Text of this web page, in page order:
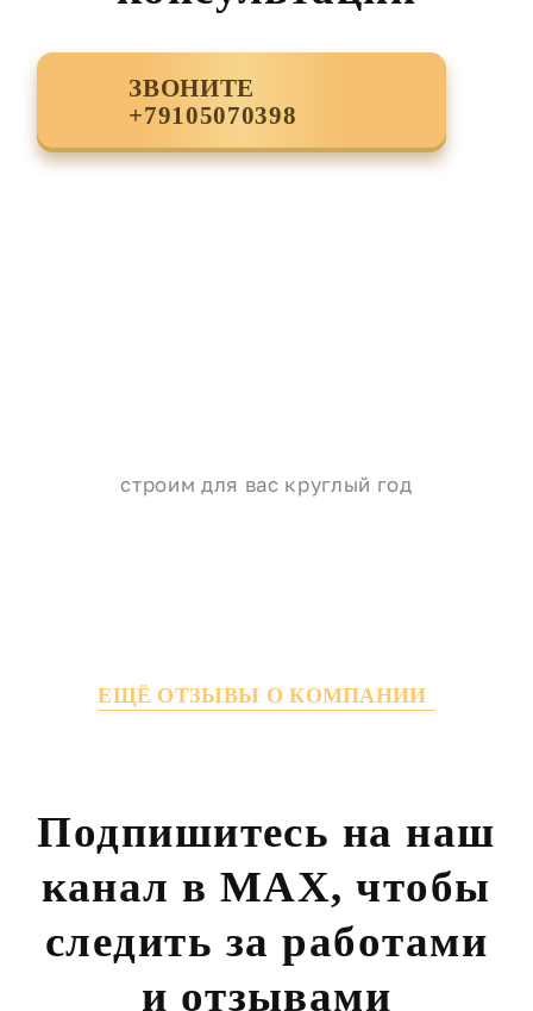
ЗВОНИТЕ
+79105070398
строим для вас круглый год
ЕЩЁ ОТЗЫВЫ О КОМПАНИИ
Подпишитесь на наш
канал в MAX, чтобы
следить за работами
и отзывами